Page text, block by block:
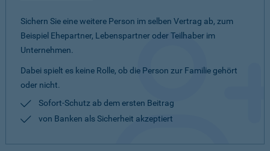
Sichern Sie eine weitere Person im selben Vertrag ab, zum
Beispiel Ehepartner, Lebenspartner oder Teilhaber im
Unternehmen.
Dabei spielt es keine Rolle, ob die Person zur Familie gehört
oder nicht.
Sofort-Schutz ab dem ersten Beitrag
von Banken als Sicherheit akzeptiert